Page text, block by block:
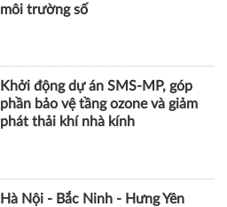
môi trường số
Khởi động dự án SMS-MP, góp
phần bảo vệ tầng ozone và giảm
phát thải khí nhà kính
Hà Nội - Bắc Ninh - Hưng Yên